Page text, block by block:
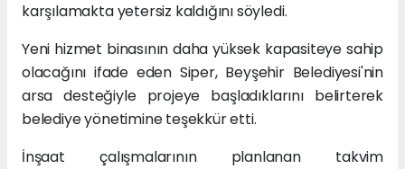
karşılamakta yetersiz kaldığını söyledi.
Yeni hizmet binasının daha yüksek kapasiteye sahip
olacağını ifade eden Siper, Beyşehir Belediyesi'nin
arsa desteğiyle projeye başladıklarını belirterek
belediye yönetimine teşekkür etti.
İnşaat çalışmalarının planlanan takvim